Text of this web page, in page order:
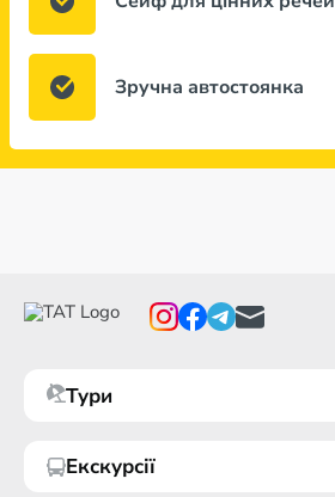
Зручна автостоянка
Тури
Екскурсії